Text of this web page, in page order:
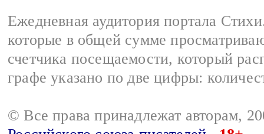
Ежедневная аудитория портала
которые в общей сумме
счетчика посещаемости, который
графе указано по две цифры:
© Все права принадлежат авторам,